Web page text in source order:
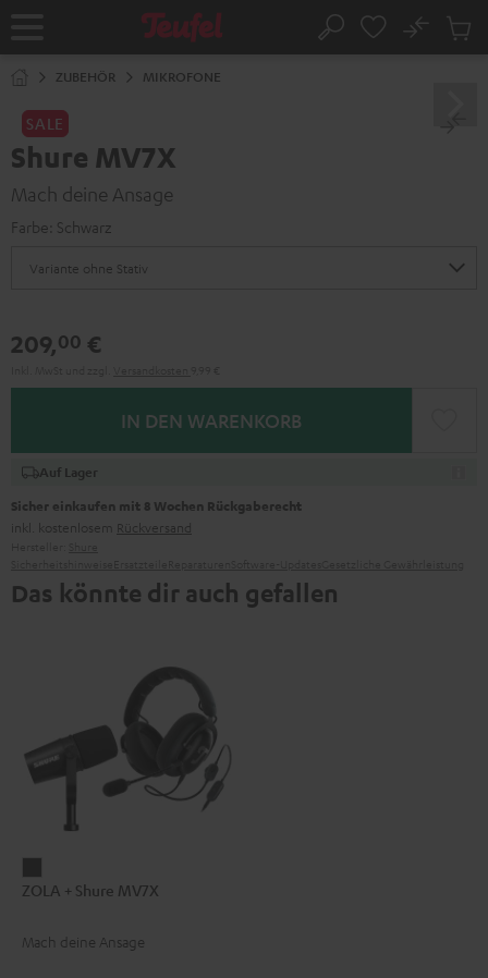
Startseite Suche
No
ZUBEHÖR MIKROFONE
SALE
Shure MV7X
Mach deine Ansage
Farbe: Schwarz
209,00 €
IN DEN WARENKORB
Auf Lager
Sicher einkaufen mit 8 Wochen Rückgaberecht
inkl. kostenlosem Rückversand
Das könnte dir auch gefallen
+
MV7X
ZOLA + Shure MV7X
Mach deine Ansage